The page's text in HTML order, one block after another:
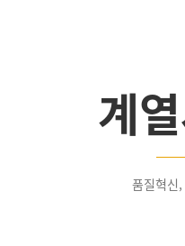
계
품질혁신